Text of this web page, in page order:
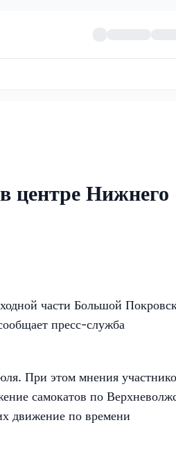
центре Нижнего
части Большой
пресс-служба
При этом мнения
самокатов по
движение по времени